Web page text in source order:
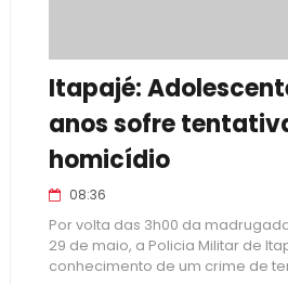
Itapajé:
anos sofre
homicídio
08:36
Por volta das 3h00 da
29 de maio, a Policia Militar de
conhecimento de um crime de